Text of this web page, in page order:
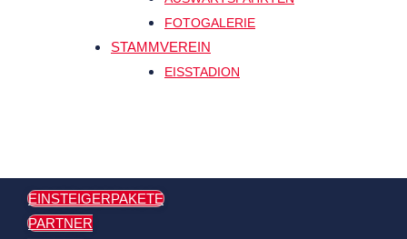
FOTOGALERIE
STAMMVEREIN
EISSTADION
EINSTEIGERPAKETE
PARTNER